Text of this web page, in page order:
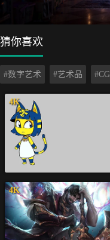
猜你喜欢
#数字艺术 #艺术品
4K
4K